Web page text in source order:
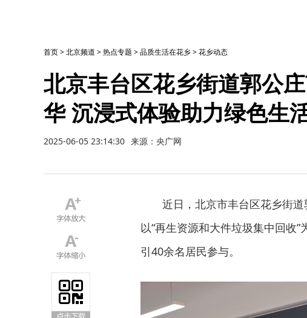
首页>北京频道 >热点专题 >品质生活在花乡>花乡动态
北京丰台区花乡街道郭公
华 沉浸式体验助力绿色生
2025-06-05 23:14:30 来源：央广网
近日，北京市丰台区花乡街道
以“再生资源和大件垃圾集中回收
引40余名居民参与。